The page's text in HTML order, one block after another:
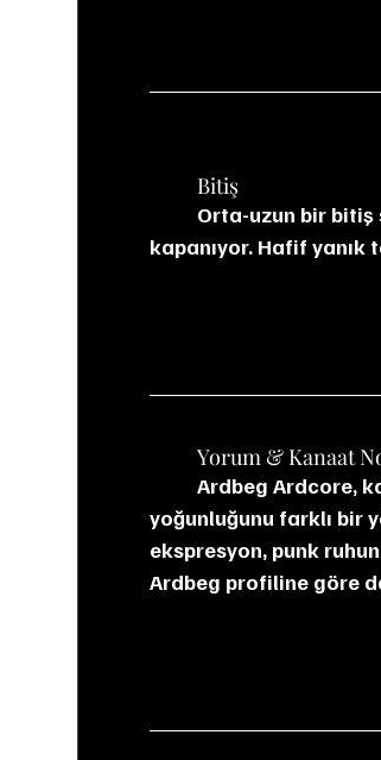
	Bitiş
kapanıyor. Hafif yanık
Yorum & Kanaat
	Ardbeg Ardcore, kavrulmuş malt (black malt) kullanımıyla Ardbeg’in alışıldık turba
yoğunluğunu farklı bir
ekspresyon, punk
Ardbeg profiline göre